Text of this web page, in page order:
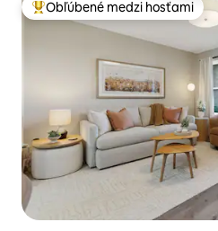
Najobľúbenejšie medzi hosťami
Obľúbené medzi hosťami